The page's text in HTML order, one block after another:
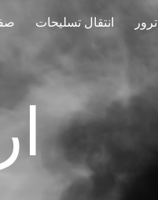
Skip to navigation
انتقال تسلیحات ترور